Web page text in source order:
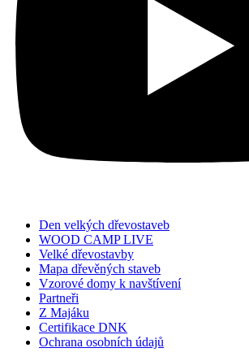
Den velkých dřevostaveb
WOOD CAMP LIVE
Velké dřevostavby
Mapa dřevěných staveb
Vzorové domy k navštívení
Partneři
Z Majáku
Certifikace DNK
Ochrana osobních údajů